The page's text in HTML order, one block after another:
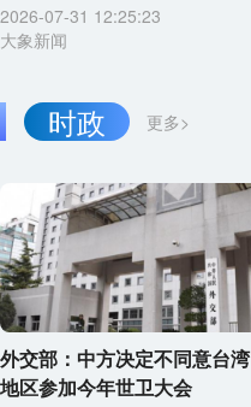
2026-07-31 12:25:23
大象新闻
更多>
时政
外交部：中方决定不同意台湾
地区参加今年世卫大会